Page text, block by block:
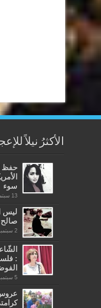
الأكثرُ نيلاً
حفظ
سوء
13 سبتمبر,2015
ليس
2 سبتمبر,2015
:
5 سبتمبر,2015